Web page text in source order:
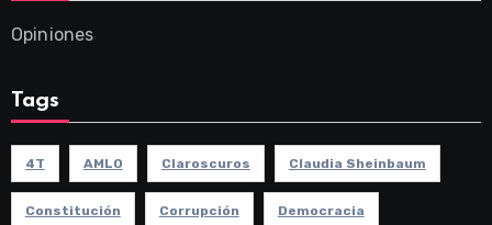
Opiniones
Tags
4T AMLO Claroscuros Claudia Sheinbaum
Constitución Corrupción Democracia